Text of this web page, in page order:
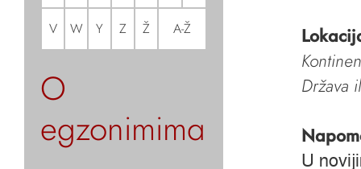
V W Y Z Ž A-Ž
O
egzonimima
Država
U